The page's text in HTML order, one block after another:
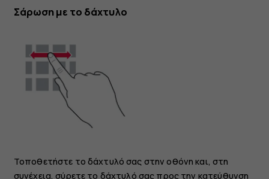
Σάρωση με το δάχτυλο
Τοποθετήστε το δάχτυλό σας στην οθόνη και, στη
συνέχεια, σύρετε το δάχτυλό σας προς την κατεύθυνση